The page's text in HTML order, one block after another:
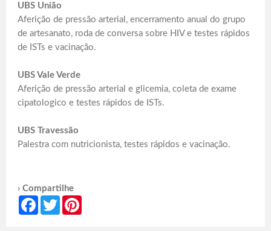
UBS União
Aferição de pressão arterial, encerramento anual do grupo
de artesanato, roda de conversa sobre HIV e testes rápidos
de ISTs e vacinação.
UBS Vale Verde
Aferição de pressão arterial e glicemia, coleta de exame
cipatologico e testes rápidos de ISTs.
UBS Travessão
Palestra com nutricionista, testes rápidos e vacinação.
› Compartilhe
Facebook
Twitter